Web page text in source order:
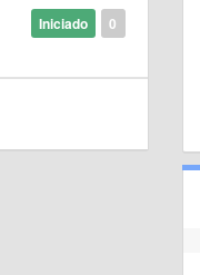
0
Iniciado